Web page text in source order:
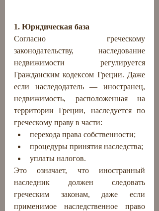
1. Юридическая база
Согласно греческому
законодательству, наследование
недвижимости регулируется
Гражданским кодексом Греции. Даже
если наследодатель — иностранец,
недвижимость, расположенная на
территории Греции, наследуется по
греческому праву в части:
перехода права собственности;
процедуры принятия наследства;
уплаты налогов.
Это означает, что иностранный
наследник должен следовать
греческим законам, даже если
применимое наследственное право